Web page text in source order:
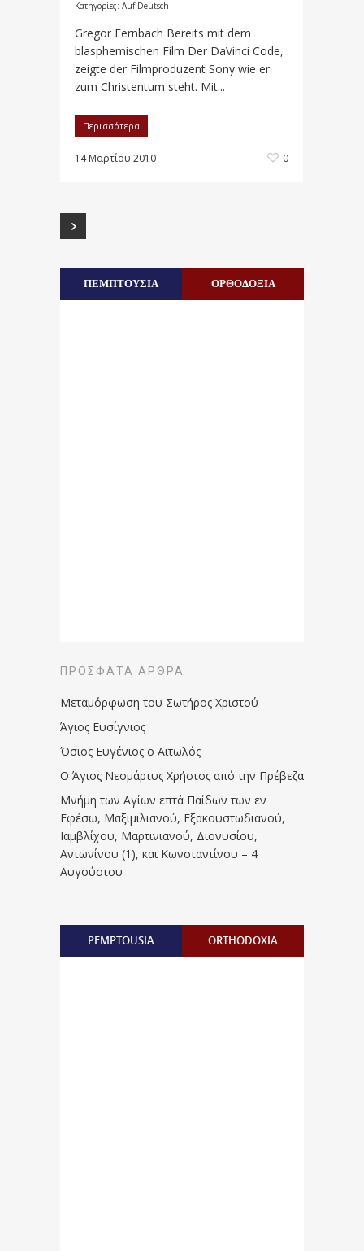
Κατηγορίες: Auf Deutsch
Gregor Fernbach Bereits mit dem
blasphemischen Film Der DaVinci Code,
zeigte der Filmproduzent Sony wie er
zum Christentum steht. Mit...
Περισσότερα
14 Μαρτίου 2010 0
ΠΕΜΠΤΟΥΣΙΑ ΟΡΘΟΔΟΞΙΑ
ΠΡΌΣΦΑΤΑ ΆΡΘΡΑ
Μεταμόρφωση του Σωτήρος Χριστού
Άγιος Ευσίγνιος
Όσιος Ευγένιος ο Αιτωλός
Ο Άγιος Νεομάρτυς Χρήστος από την Πρέβεζα
Μνήμη των Aγίων επτά Παίδων των εν
Eφέσω, Mαξιμιλιανού, Eξακουστωδιανού,
Iαμβλίχου, Mαρτινιανού, Διονυσίου,
Aντωνίνου (1), και Kωνσταντίνου – 4
Αυγούστου
PEMPTOUSIA ORTHODOXIA